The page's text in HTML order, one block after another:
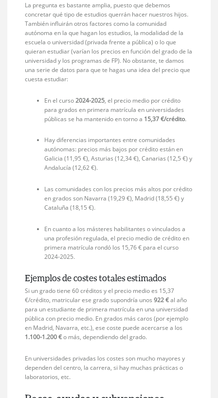
La pregunta es bastante amplia, puesto que debemos
concretar qué tipo de estudios querrán hacer nuestros hijos.
También influirán otros factores como la comunidad
autónoma en la que hagan los estudios, la modalidad de la
escuela o universidad (privada frente a pública) o lo que
quieran estudiar (varían los precios en función del grado de la
universidad y los programas de FP). No obstante, te damos
una serie de datos para que te hagas una idea del precio que
cuesta estudiar:
En el curso2024-2025, el precio medio por crédito
para grados en primera matrícula en universidades
públicas se ha mantenido en torno a 15,37 €/crédito.
Hay diferencias importantes entre comunidades
autónomas: precios más bajos por crédito están en
Galicia (11,95 €), Asturias (12,34 €), Canarias (12,5 €) y
Andalucía (12,62 €).
Las comunidades con los precios más altos por crédito
en grados son Navarra (19,29 €), Madrid (18,55 €) y
Cataluña (18,15 €).
En cuanto a los másteres habilitantes o vinculados a
una profesión regulada, el precio medio de crédito en
primera matrícula rondó los 15,76 € para el curso
2024-2025.
Ejemplos de costes totales estimados
Si un grado tiene 60 créditos y el precio medio es 15,37
€/crédito, matricular ese grado supondría unos922 €al año
para un estudiante de primera matrícula en una universidad
pública con precio medio. En grados más caros (por ejemplo
en Madrid, Navarra, etc.), ese coste puede acercarse a los
1.100-1.200 €o más, dependiendo del grado.
En universidades privadas los costes son mucho mayores y
dependen del centro, la carrera, si hay muchas prácticas o
laboratorios, etc.